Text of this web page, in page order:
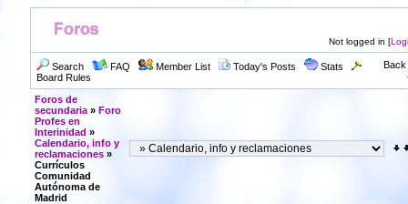
Not logged in [
Search FAQ Member List Today's Posts
Stats
Board Rules
Back
Foros de
secundaria» Foro
Profes en
Interinidad »
Calendario, info y
reclamaciones»
Currículos
Comunidad
Autónoma de
Madrid